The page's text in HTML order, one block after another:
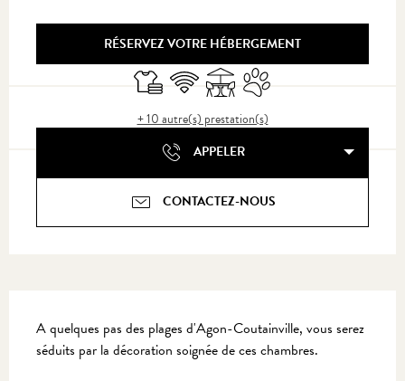
RÉSERVEZ VOTRE HÉBERGEMENT
Draps et linge
WiFi TerrasseAnimaux acceptés
+ 10 autre(s) prestation(s)
APPELER
CONTACTEZ-NOUS
A quelques pas des plages d'Agon-Coutainville, vous serez
séduits par la décoration soignée de ces chambres.